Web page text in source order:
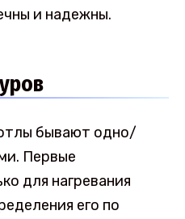
и надежны.
бывают одно/
Первые
для нагревания
его по